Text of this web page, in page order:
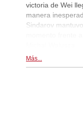
victoria de Wei
manera
Sindarov
Más...